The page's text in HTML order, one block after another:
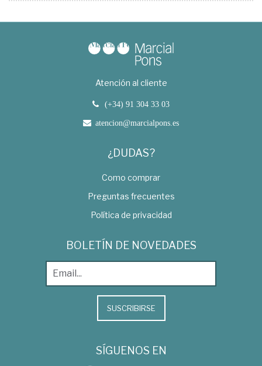
Atención al cliente
(+34) 91 304 33 03
atencion@marcialpons.es
¿DUDAS?
Como comprar
Preguntas frecuentes
Política de privacidad
BOLETÍN DE NOVEDADES
SUSCRIBIRSE
SÍGUENOS EN